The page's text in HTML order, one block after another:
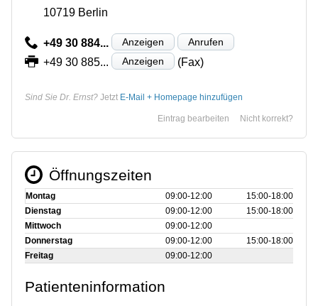
10719 Berlin
+49 30 884... Anzeigen Anrufen
+49 30 885... Anzeigen (Fax)
Sind Sie Dr. Ernst? Jetzt E-Mail + Homepage hinzufügen
Nicht korrekt?
Eintrag bearbeiten
Öffnungszeiten
Montag 09:00‑12:00
15:00‑18:00
Dienstag
09:00‑12:00
15:00‑18:00
Mittwoch
09:00‑12:00
Donnerstag
09:00‑12:00
15:00‑18:00
Freitag
09:00‑12:00
Patienteninformation